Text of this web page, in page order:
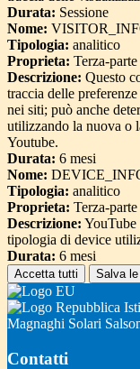
Durata: Sessione
Nome:
Tipologia: analitico
Proprieta: Terza-parte
Descrizione: Questo
traccia delle
nei siti; può anche
utilizzando la nuova o
Youtube.
Durata: 6 mesi
Nome:
Tipologia: analitico
Proprieta: Terza-parte
Descrizione: YouTube
tipologia di device
Durata: 6 mesi
Accetta tutti Salva
Magnaghi Solari
Contatti